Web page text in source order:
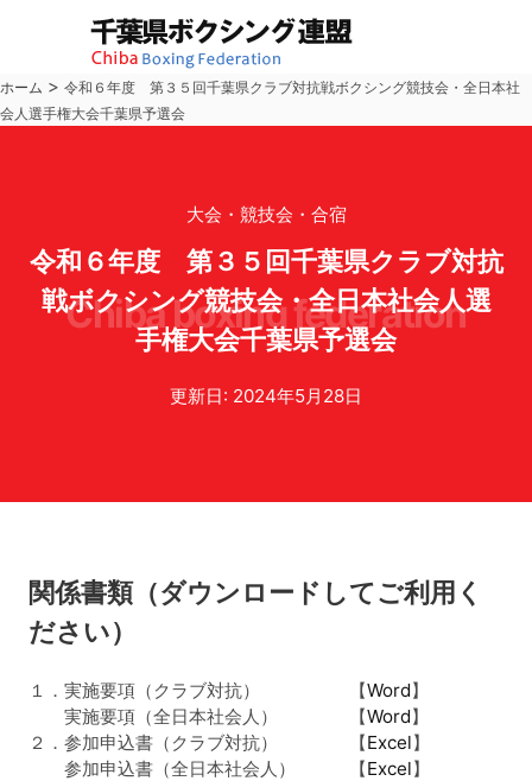
ホーム > 令和６年度 第３５回千葉県クラブ対抗戦ボクシング競技会・全日本社
会人選手権大会千葉県予選会
chiba boxing federation
大会・競技会・合宿
令和６年度 第３５回千葉県クラブ対抗
戦ボクシング競技会・全日本社会人選
手権大会千葉県予選会
更新日: 2024年5月28日
関係書類（ダウンロードしてご利用く
ださい）
１．実施要項（クラブ対抗） 【Word】
実施要項（全日本社会人） 【Word】
２．参加申込書（クラブ対抗） 【Excel】
参加申込書（全日本社会人） 【Excel】